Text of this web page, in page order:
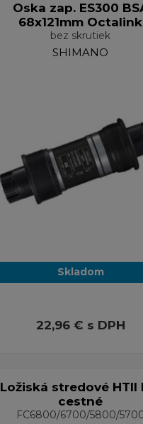
Oska zap. ES300
68x121mm Octalink
bez skrutiek
SHIMANO
Skladom
22,96 € s DPH
Ložiská stredové HTII
cestné
FC6800/6700/5800/